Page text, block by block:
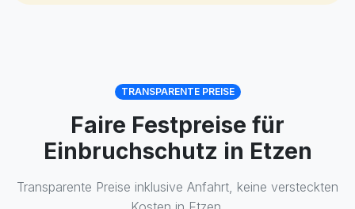
TRANSPARENTE PREISE
Faire Festpreise für
Einbruchschutz in Etzen
Transparente Preise inklusive Anfahrt, keine versteckten